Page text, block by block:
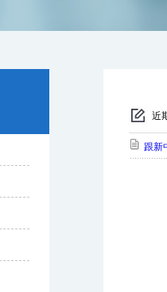
近
跟新